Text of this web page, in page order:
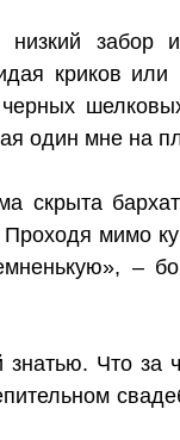
низкий забор
криков
один мне на
скрыта
мимо
–
знатью. Что за